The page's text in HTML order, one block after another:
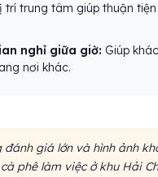
trí trung tâm giúp thuận
nghỉ giữa giờ: Giúp
nơi khác.
đánh giá lớn và hình ảnh
phê làm việc ở khu Hải